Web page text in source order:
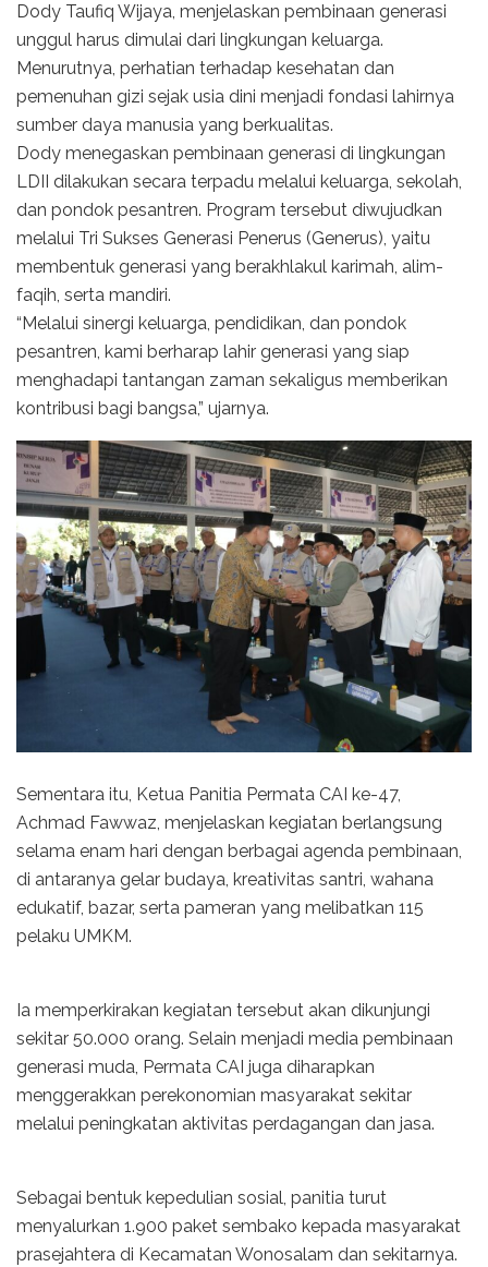
Dody Taufiq Wijaya, menjelaskan pembinaan generasi
unggul harus dimulai dari lingkungan keluarga.
Menurutnya, perhatian terhadap kesehatan dan
pemenuhan gizi sejak usia dini menjadi fondasi lahirnya
sumber daya manusia yang berkualitas.
Dody menegaskan pembinaan generasi di lingkungan
LDII dilakukan secara terpadu melalui keluarga, sekolah,
dan pondok pesantren. Program tersebut diwujudkan
melalui Tri Sukses Generasi Penerus (Generus), yaitu
membentuk generasi yang berakhlakul karimah, alim-
faqih, serta mandiri.
“Melalui sinergi keluarga, pendidikan, dan pondok
pesantren, kami berharap lahir generasi yang siap
menghadapi tantangan zaman sekaligus memberikan
kontribusi bagi bangsa,” ujarnya.
Sementara itu, Ketua Panitia Permata CAI ke-47,
Achmad Fawwaz, menjelaskan kegiatan berlangsung
selama enam hari dengan berbagai agenda pembinaan,
di antaranya gelar budaya, kreativitas santri, wahana
edukatif, bazar, serta pameran yang melibatkan 115
pelaku UMKM.
Ia memperkirakan kegiatan tersebut akan dikunjungi
sekitar 50.000 orang. Selain menjadi media pembinaan
generasi muda, Permata CAI juga diharapkan
menggerakkan perekonomian masyarakat sekitar
melalui peningkatan aktivitas perdagangan dan jasa.
Sebagai bentuk kepedulian sosial, panitia turut
menyalurkan 1.900 paket sembako kepada masyarakat
prasejahtera di Kecamatan Wonosalam dan sekitarnya.